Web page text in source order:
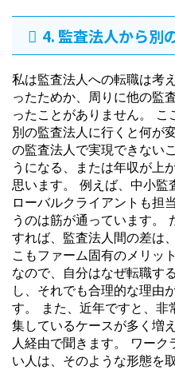
4. 監査法人から別
私は監査法人への転職は考
ったためか、周りに他の監
ったことがありません。 こ
別の監査法人に行くと何が
の監査法人で実現できない
うになる、または年収が上
思います。 例えば、中小
ローバルクライアントも担
うのは筋が通っています。
すれば、監査法人間の差は
こもファーム固有のメリッ
なので、自分はなぜ転職す
し、それでも合理的な理由
す。 また、近年ですと、非
集しているケースが多く増
人経由で聞きます。 ワーク
い人は、そのような形態を